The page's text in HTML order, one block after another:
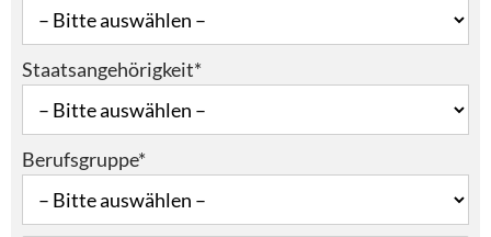
Staatsangehörigkeit*
Berufsgruppe*